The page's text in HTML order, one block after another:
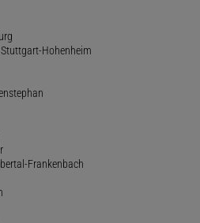
Hohenheim
Frankenbach